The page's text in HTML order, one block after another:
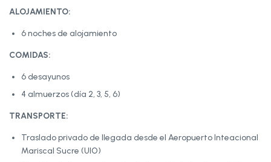
ALOJAMIENTO:
6 noches de alojamiento
COMIDAS:
6 desayunos
4 almuerzos (día 2, 3, 5, 6)
TRANSPORTE:
Traslado privado de llegada desde el Aeropuerto Inteacional
Mariscal Sucre (UIO)